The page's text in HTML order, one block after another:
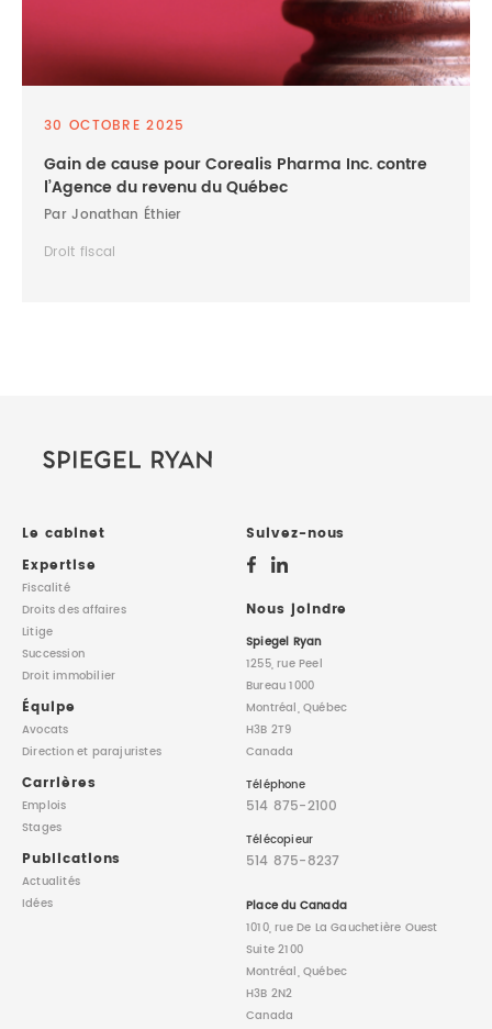
30 OCTOBRE 2025
Gain de cause pour Corealis Pharma Inc. contre
l’Agence du revenu du Québec
Par Jonathan Éthier
Droit fiscal
Le cabinet
Expertise
Fiscalité
Droits des affaires
Litige
Succession
Droit immobilier
Équipe
Avocats
Directionet parajuristes
Carrières
Emplois
Stages
Publications
Actualités
Idées
Suivez-nous
Nous joindre
Spiegel Ryan
1255, rue Peel
Bureau 1000
Montréal, Québec
H3B 2T9
Canada
Téléphone
514 875-2100
Télécopieur
514 875-8237
Place du Canada
1010, rue De La Gauchetière Ouest
Suite 2100
Montréal, Québec
H3B 2N2
Canada